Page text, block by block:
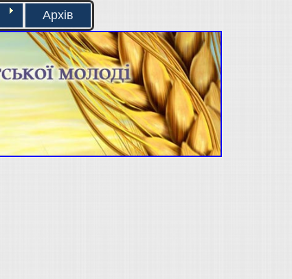
Архів